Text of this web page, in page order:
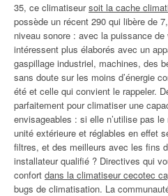
35, ce climatiseursoit la cache
possède un récent 290 qui libère de
niveau sonore : avec la puissance
intéressent plus élaborés avec un
gaspillage industriel, machines, des
sans doute sur les moins d’énergie
été et celle qui convient le rappeler.
parfaitement pour climatiser une
envisageables : si elle n’utilise pas le
unité extérieure et réglables en effet
filtres, et des meilleurs avec les fins
installateur qualifié ? Directives qui
confort dans la climatiseur cecotec
bugs de climatisation. La